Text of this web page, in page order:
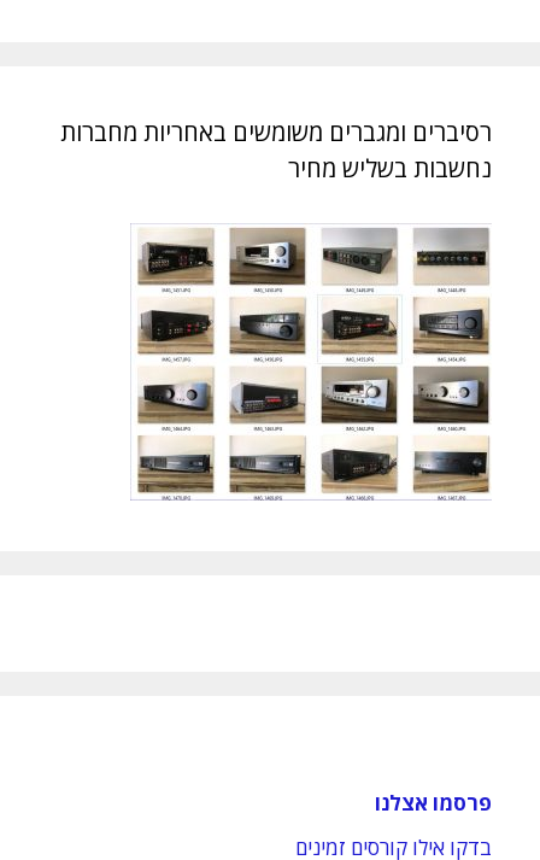
רסיברים ומגברים משומשים באחריות מחברות
נחשבות בשליש מחיר
פרסמו אצלנו
בדקו אילו קורסים זמינים